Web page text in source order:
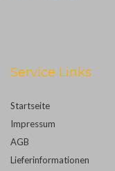
Service Links
Startseite
Impressum
AGB
Lieferinformationen